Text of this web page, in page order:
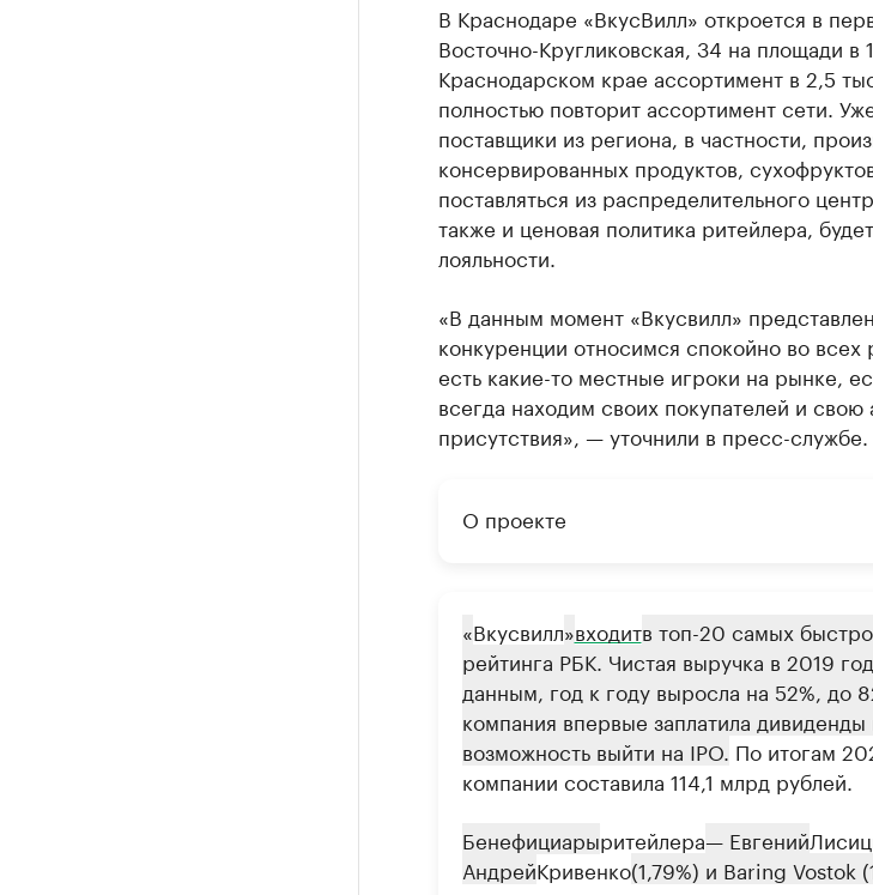
В Краснодаре «ВкусВилл» откроется в
Восточно-Кругликовская, 34 на площади в
Краснодарском крае ассортимент в 2,5
полностью повторит ассортимент сети.
поставщики из региона, в частности,
консервированных продуктов,
поставляться из распределительного
также и ценовая политика ритейлера,
лояльности.
«В данным момент «Вкусвилл»
конкуренции относимся спокойно во
есть какие-то местные игроки на рынке,
всегда находим своих покупателей и
присутствия», — уточнили в пресс-службе.
О проекте
«Вкусвилл»входитв топ-20 самых
рейтинга РБК. Чистая выручка в 2019
данным, год к году выросла на 52%, до
компания впервые заплатила
возможность выйти на IPO. По итогам
компании составила 114,1 млрд рублей.
Бенефициарыритейлера— Евгений
АндрейКривенко(1,79%) и Baring Vostok